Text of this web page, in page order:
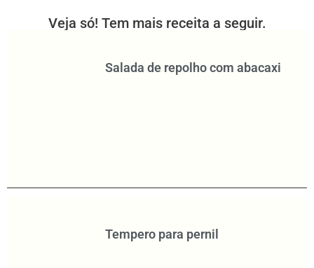
Veja só! Tem mais receita a seguir.
Salada de repolho com abacaxi
Tempero para pernil